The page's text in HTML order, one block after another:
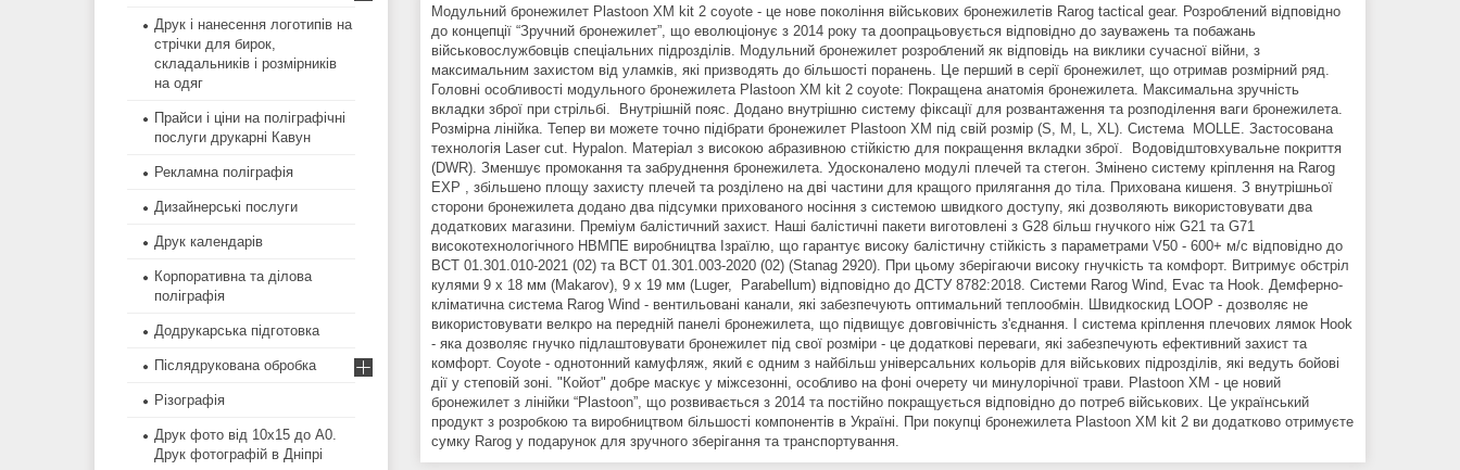
Модульний бронежилет Plastoon XM kit 2 coyote - це нове покоління військових бронежилетів Rarog tactical gear. Розроблений відповідно
до концепції “Зручний бронежилет”, що еволюціонує з 2014 року та доопрацьовується відповідно до зауважень та побажань
військовослужбовців спеціальних підрозділів. Модульний бронежилет розроблений як відповідь на виклики сучасної війни, з
максимальним захистом від уламків, які призводять до більшості поранень. Це перший в серії бронежилет, що отримав розмірний ряд.
Головні особливості модульного бронежилета Plastoon XM kit 2 coyote: Покращена анатомія бронежилета. Максимальна зручність
вкладки зброї при стрільбі. Внутрішній пояс. Додано внутрішню систему фіксації для розвантаження та розподілення ваги бронежилета.
Розмірна лінійка. Тепер ви можете точно підібрати бронежилет Plastoon XM під свій розмір (S, M, L, XL). Система MOLLE. Застосована
технологія Laser cut. Hypalon. Матеріал з високою абразивною стійкістю для покращення вкладки зброї. Водовідштовхувальне покриття
(DWR). Зменшує промокання та забруднення бронежилета. Удосконалено модулі плечей та стегон. Змінено систему кріплення на Rarog
EXP , збільшено площу захисту плечей та розділено на дві частини для кращого прилягання до тіла. Прихована кишеня. З внутрішньої
сторони бронежилета додано два підсумки прихованого носіння з системою швидкого доступу, які дозволяють використовувати два
додаткових магазини. Преміум балістичний захист. Наші балістичні пакети виготовлені з G28 більш гнучкого ніж G21 та G71
високотехнологічного НВМПЕ виробництва Ізраїлю, що гарантує високу балістичну стійкість з параметрами V50 - 600+ м/с відповідно до
ВСТ 01.301.010-2021 (02) та ВСТ 01.301.003-2020 (02) (Stanag 2920). При цьому зберігаючи високу гнучкість та комфорт. Витримує обстріл
кулями 9 х 18 мм (Makarov), 9 х 19 мм (Luger, Parabellum) відповідно до ДСТУ 8782:2018. Системи Rarog Wind, Evac та Hook. Демферно-
кліматична система Rarog Wind - вентильовані канали, які забезпечують оптимальний теплообмін. Швидкоскид LOOP - дозволяє не
використовувати велкро на передній панелі бронежилета, що підвищує довговічність з'єднання. І система кріплення плечових лямок Hook
- яка дозволяє гнучко підлаштовувати бронежилет під свої розміри - це додаткові переваги, які забезпечують ефективний захист та
комфорт. Coyote - однотонний камуфляж, який є одним з найбільш універсальних кольорів для військових підрозділів, які ведуть бойові
дії у степовій зоні. "Койот" добре маскує у міжсезонні, особливо на фоні очерету чи минулорічної трави. Plastoon XM - це новий
бронежилет з лінійки “Plastoon”, що розвивається з 2014 та постійно покращується відповідно до потреб військових. Це український
продукт з розробкою та виробництвом більшості компонентів в Україні. При покупці бронежилета Plastoon XM kit 2 ви додатково отримуєте
сумку Rarog у подарунок для зручного зберігання та транспортування.
Друк і нанесення логотипів на
стрічки для бирок,
складальників і розмірників
на одяг
Прайси і ціни на поліграфічні
послуги друкарні Кавун
Рекламна поліграфія
Дизайнерські послуги
Друк календарів
Корпоративна та ділова
поліграфія
Додрукарська підготовка
Післядрукована обробка
Різографія
Друк фото від 10х15 до А0.
Друк фотографій в Дніпрі